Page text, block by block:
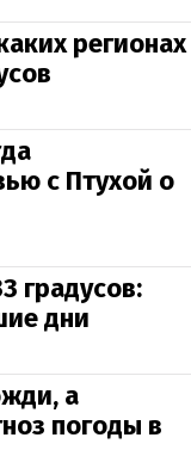
регионах
с Птухой о
градусов:
дни
а
погоды в